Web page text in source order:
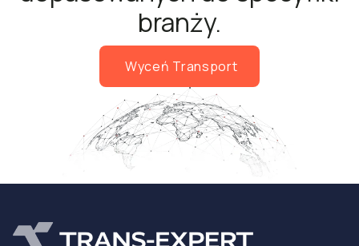
branży.
Wyceń Transport